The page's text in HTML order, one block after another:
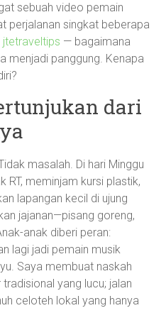
sebuah video pemain
perjalanan singkat beberapa
jtetraveltips — bagaimana
menjadi panggung. Kenapa
dari
masalah. Di hari Minggu
RT, meminjam kursi plastik,
lapangan kecil di ujung
jajanan—pisang goreng,
anak diberi peran:
lagi jadi pemain musik
Saya membuat naskah
yang lucu; jalan
celoteh lokal yang hanya